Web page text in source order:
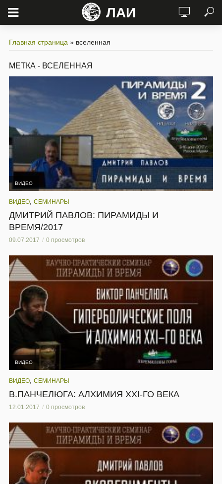
ЛАИ
Главная страница » вселенная
МЕТКА - ВСЕЛЕННАЯ
ВИДЕО
ВИДЕО СЕМИНАРЫ
ДМИТРИЙ ПАВЛОВ: ПИРАМИДЫ И
ВРЕМЯ/2017
09.07.2017 0 просмотров
ВИДЕО
ВИДЕО СЕМИНАРЫ
В.ПАНЧЕЛЮГА: АЛХИМИЯ XXI-ГО ВЕКА
12.01.2017 0 просмотров